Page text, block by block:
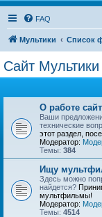
FAQ
Мультики Список
Сайт Мультики
О работе
Ваши
технические
этот раздел,
Модератор:
Темы: 384
Ищу
Здесь можно
найдется?
мультфильмы!
Модератор:
Темы: 4514